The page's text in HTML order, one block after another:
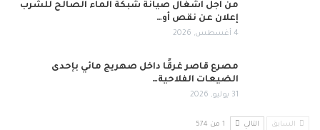
من أجل أشغال صيانة شبكة الماء الصالح للشرب
إعلان عن نقص أو…
4 أغسطس, 2026
مصرع قاصر غرقًا داخل صهريج مائي بإحدى
الضيعات الفلاحية…
31 يوليو, 2026
السابق التالي 1 من 574